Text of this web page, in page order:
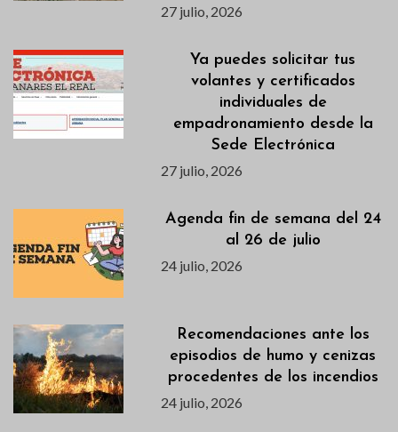
27 julio, 2026
Ya puedes solicitar tus
volantes y certificados
individuales de
empadronamiento desde la
Sede Electrónica
27 julio, 2026
Agenda fin de semana del 24
al 26 de julio
24 julio, 2026
Recomendaciones ante los
episodios de humo y cenizas
procedentes de los incendios
24 julio, 2026